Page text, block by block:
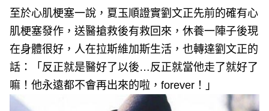
至於心肌梗塞一說，夏玉順證實劉文正先前的確有心
肌梗塞發作，送醫搶救後有救回來，休養一陣子後現
在身體很好，人在拉斯維加斯生活，也轉達劉文正的
話：「反正就是醫好了以後…反正就當他走了就好了
嘛！他永遠都不會再出來的啦，forever！」